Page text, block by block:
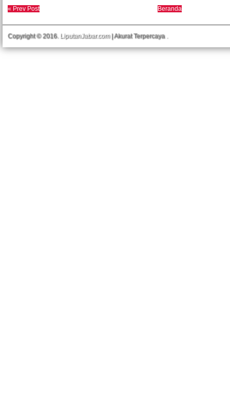
« Prev Post Beranda
Copyright © 2016. LiputanJabar.com| Akurat Terpercaya